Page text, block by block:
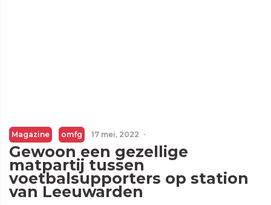
Magazine omfg 17 mei, 2022 ·
Gewoon een gezellige
matpartij tussen
voetbalsupporters op station
van Leeuwarden